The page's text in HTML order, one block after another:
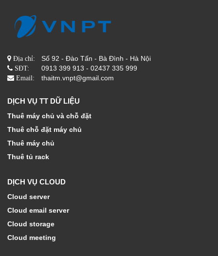
Địa chỉ: Số 92 - Đào Tấn - Bà Đình - Hà Nội
SĐT: 0913 399 913 - 02437 335 999
Email: thaitm.vnpt@gmail.com
DỊCH VỤ TT DỮ LIỆU
Thuê máy chủ và chỗ đặt
Thuê chỗ đặt máy chủ
Thuê máy chủ
Thuê tủ rack
DỊCH VỤ CLOUD
Cloud server
Cloud email server
Cloud storage
Cloud meeting